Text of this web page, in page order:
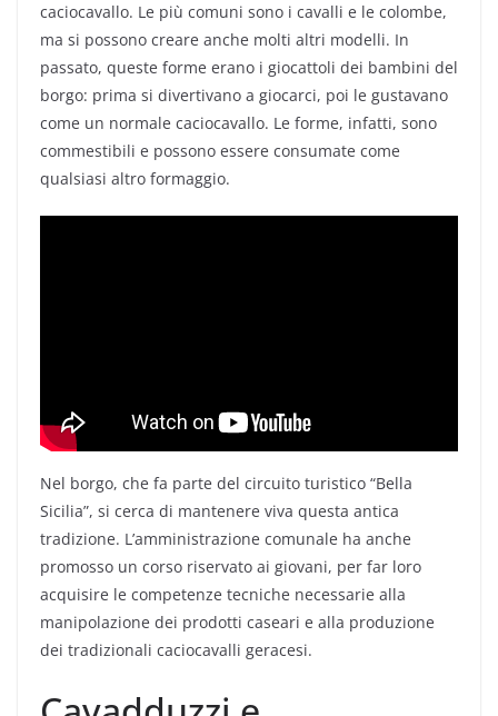
caciocavallo. Le più comuni sono i cavalli e le colombe,
ma si possono creare anche molti altri modelli. In
passato, queste forme erano i giocattoli dei bambini del
borgo: prima si divertivano a giocarci, poi le gustavano
come un normale caciocavallo. Le forme, infatti, sono
commestibili e possono essere consumate come
qualsiasi altro formaggio.
Nel borgo, che fa parte del circuito turistico “Bella
Sicilia”, si cerca di mantenere viva questa antica
tradizione. L’amministrazione comunale ha anche
promosso un corso riservato ai giovani, per far loro
acquisire le competenze tecniche necessarie alla
manipolazione dei prodotti caseari e alla produzione
dei tradizionali caciocavalli geracesi.